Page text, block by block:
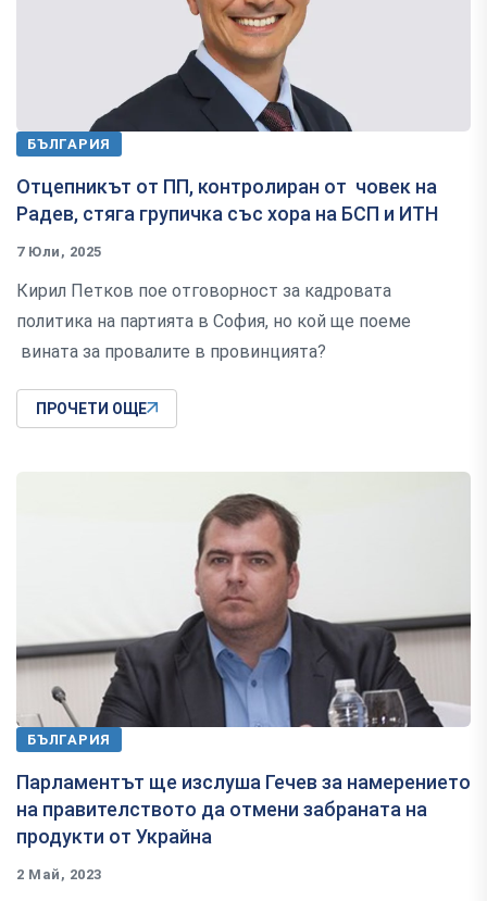
БЪЛГАРИЯ
Отцепникът от ПП, контролиран от човек на
Радев, стяга групичка със хора на БСП и ИТН
7 Юли, 2025
Кирил Петков пое отговорност за кадровата
политика на партията в София, но кой ще поеме
вината за провалите в провинцията?
ПРОЧЕТИ ОЩЕ
БЪЛГАРИЯ
Парламентът ще изслуша Гечев за намерението
на правителството да отмени забраната на
продукти от Украйна
2 Май, 2023